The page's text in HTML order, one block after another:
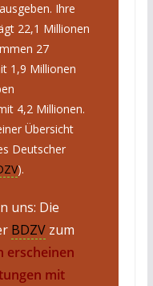
Ihre
22,1 Millionen
27
1,9 Millionen
4,2 Millionen.
Übersicht
Deutscher
).
uns: Die
BDZVzum
erscheinen
mit